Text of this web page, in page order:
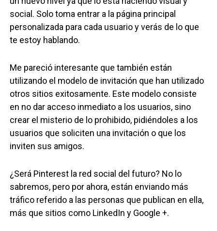
social. Solo toma entrar a la página principal
personalizada para cada usuario y verás de lo que
te estoy hablando.
Me pareció interesante que también están
utilizando el modelo de invitación que han utilizado
otros sitios exitosamente. Este modelo consiste
en no dar acceso inmediato a los usuarios, sino
crear el misterio de lo prohibido, pidiéndoles a los
usuarios que soliciten una invitación o que los
inviten sus amigos.
¿Será Pinterest la red social del futuro? No lo
sabremos, pero por ahora, están enviando más
tráfico referido a las personas que publican en ella,
más que sitios como LinkedIn y Google +.